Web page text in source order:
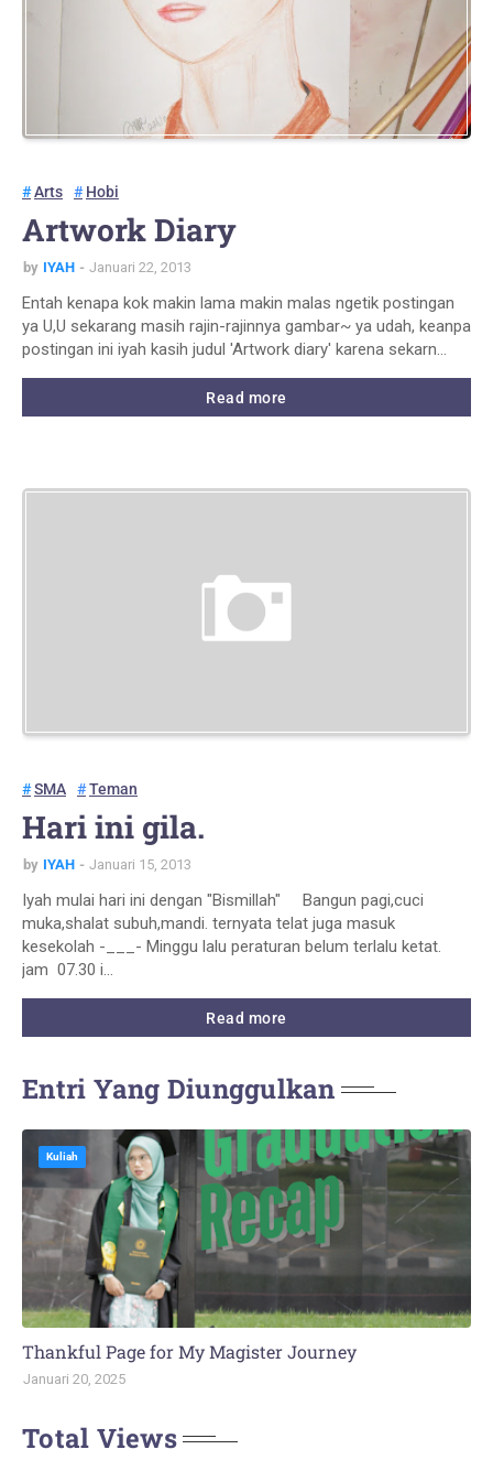
Arts Hobi
Artwork Diary
by IYAH Januari 22, 2013
Entah kenapa kok makin lama makin malas ngetik postingan
ya U,U sekarang masih rajin-rajinnya gambar~ ya udah, keanpa
postingan ini iyah kasih judul 'Artwork diary' karena sekarn…
Read more
SMA Teman
Hari ini gila.
by IYAH Januari 15, 2013
Iyah mulai hari ini dengan "Bismillah" Bangun pagi,cuci
muka,shalat subuh,mandi. ternyata telat juga masuk
kesekolah -___- Minggu lalu peraturan belum terlalu ketat.
jam 07.30 i…
Read more
Entri Yang Diunggulkan
Kuliah
Thankful Page for My Magister Journey
Januari 20, 2025
Total Views